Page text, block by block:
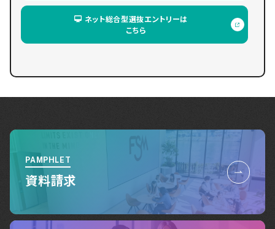
ネット総合型選抜エントリーは
こちら
PAMPHLET
資料請求